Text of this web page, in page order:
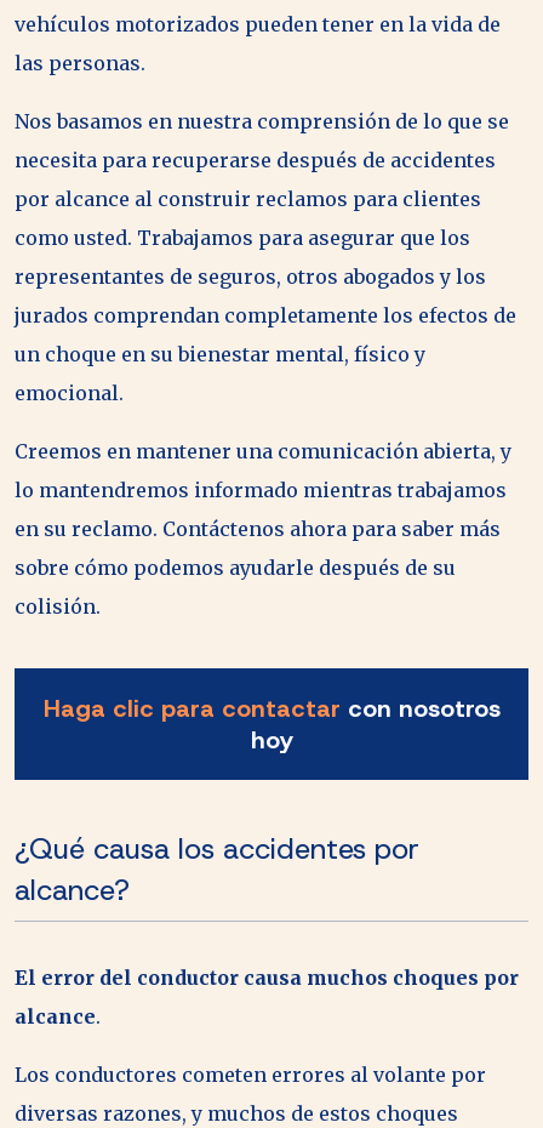
vehículos motorizados pueden tener en la vida de
las personas.
Nos basamos en nuestra comprensión de lo que se
necesita para recuperarse después de accidentes
por alcance al construir reclamos para clientes
como usted. Trabajamos para asegurar que los
representantes de seguros, otros abogados y los
jurados comprendan completamente los efectos de
un choque en su bienestar mental, físico y
emocional.
Creemos en mantener una comunicación abierta, y
lo mantendremos informado mientras trabajamos
en su reclamo. Contáctenos ahora para saber más
sobre cómo podemos ayudarle después de su
colisión.
Haga clic para contactar con nosotros
hoy
¿Qué causa los accidentes por
alcance?
El error del conductor causa muchos choques por
alcance.
Los conductores cometen errores al volante por
diversas razones, y muchos de estos choques